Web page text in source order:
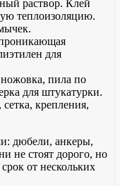
раствор. Клей
теплоизоляцию.
для
пила по
для штукатурки.
крепления,
дюбели, анкеры,
не стоят дорого, но
от нескольких